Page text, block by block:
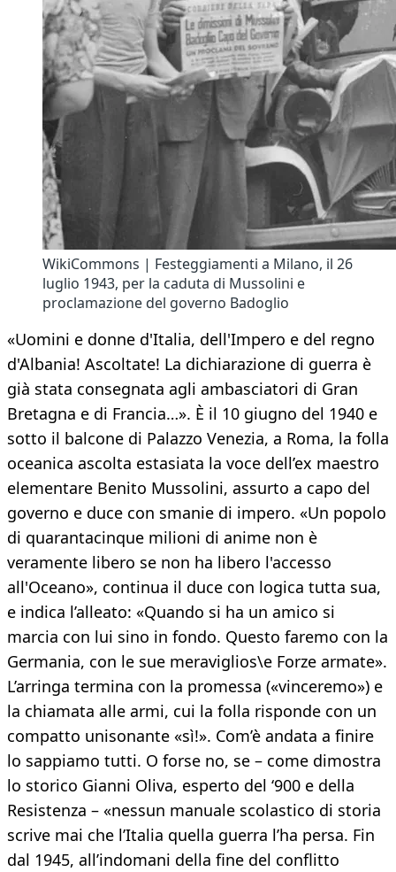
WikiCommons | Festeggiamenti a Milano, il 26
luglio 1943, per la caduta di Mussolini e
proclamazione del governo Badoglio
«Uomini e donne d'Italia, dell'Impero e del regno
d'Albania! Ascoltate! La dichiarazione di guerra è
già stata consegnata agli ambasciatori di Gran
Bretagna e di Francia…». È il 10 giugno del 1940 e
sotto il balcone di Palazzo Venezia, a Roma, la folla
oceanica ascolta estasiata la voce dell’ex maestro
elementare Benito Mussolini, assurto a capo del
governo e duce con smanie di impero. «Un popolo
di quarantacinque milioni di anime non è
veramente libero se non ha libero l'accesso
all'Oceano», continua il duce con logica tutta sua,
e indica l’alleato: «Quando si ha un amico si
marcia con lui sino in fondo. Questo faremo con la
Germania, con le sue meraviglios\e Forze armate».
L’arringa termina con la promessa («vinceremo») e
la chiamata alle armi, cui la folla risponde con un
compatto unisonante «sì!». Com’è andata a finire
lo sappiamo tutti. O forse no, se – come dimostra
lo storico Gianni Oliva, esperto del ‘900 e della
Resistenza – «nessun manuale scolastico di storia
scrive mai che l’Italia quella guerra l’ha persa. Fin
dal 1945, all’indomani della fine del conflitto